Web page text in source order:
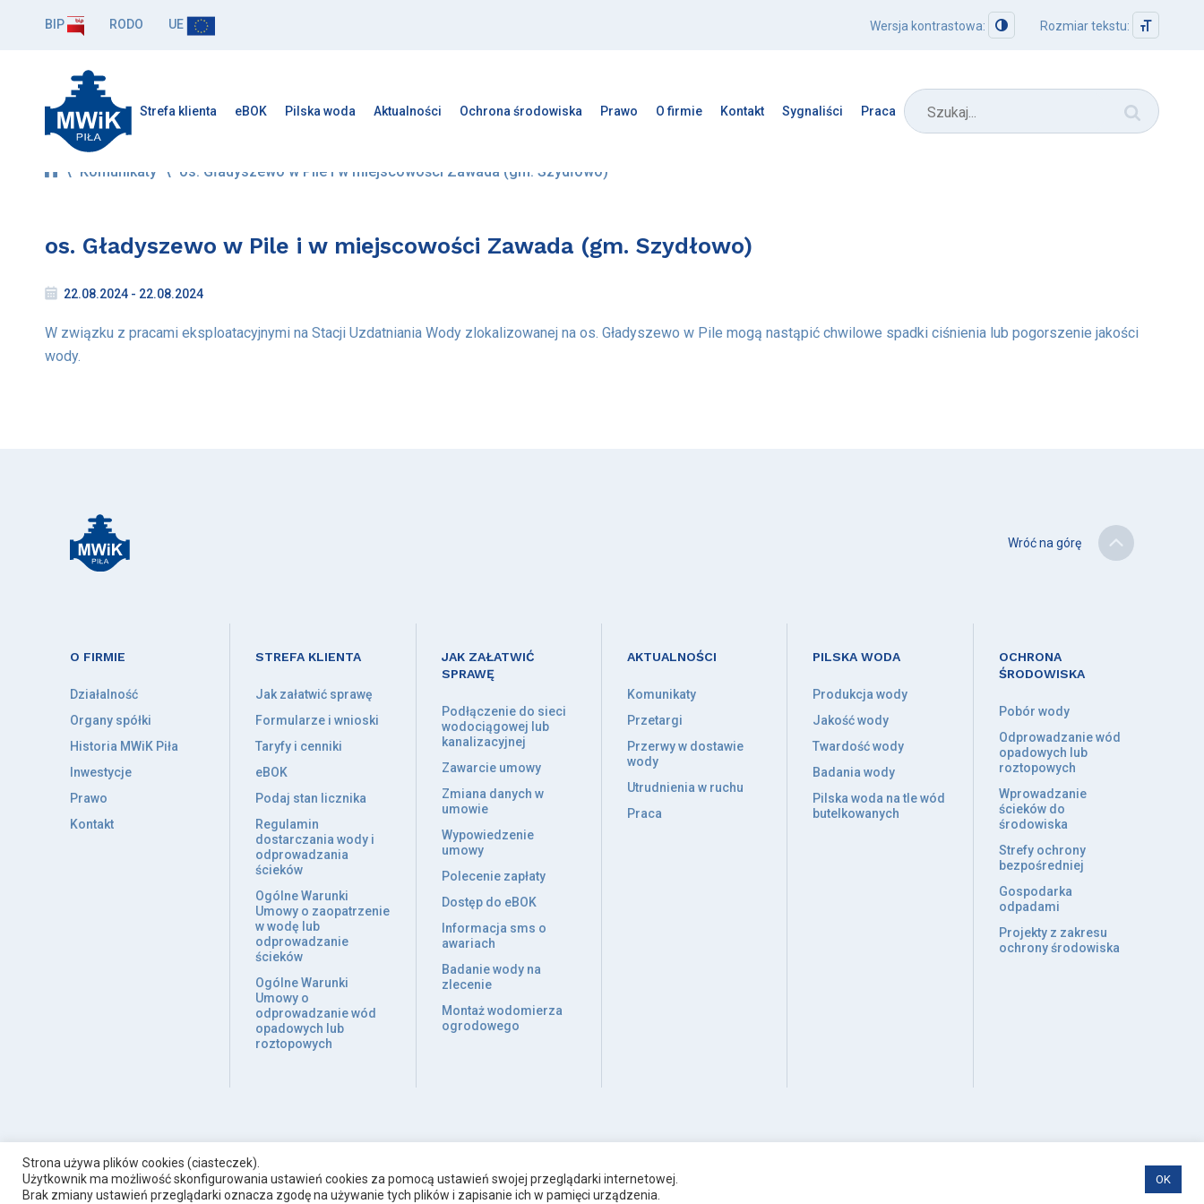
BIP RODO UE Wersja kontrastowa: Rozmiar tekstu:
Strefa klienta eBOK Pilska woda Aktualności Ochrona środowiska Prawo O firmie Kontakt Sygnaliści Praca
Search
\ Komunikaty \ os. Gładyszewo w Pile i w miejscowości Zawada (gm. Szydłowo)
os. Gładyszewo w Pile i w miejscowości Zawada (gm. Szydłowo)
22.08.2024 - 22.08.2024
W związku z pracami eksploatacyjnymi na Stacji Uzdatniania Wody zlokalizowanej na os. Gładyszewo w Pile mogą nastąpić chwilowe spadki ciśnienia lub pogorszenie jakości
wody.
Wróć na górę
O FIRMIE
Działalność
Organy spółki
Historia MWiK Piła
Inwestycje
Prawo
Kontakt
STREFA KLIENTA
Jak załatwić sprawę
Formularze i wnioski
Taryfy i cenniki
eBOK
Podaj stan licznika
Regulamin
dostarczania wody i
odprowadzania
ścieków
Ogólne Warunki
Umowy o zaopatrzenie
w wodę lub
odprowadzanie
ścieków
Ogólne Warunki
Umowy o
odprowadzanie wód
opadowych lub
roztopowych
JAK ZAŁATWIĆ
SPRAWĘ
Podłączenie do sieci
wodociągowej lub
kanalizacyjnej
Zawarcie umowy
Zmiana danych w
umowie
Wypowiedzenie
umowy
Polecenie zapłaty
Dostęp do eBOK
Informacja sms o
awariach
Badanie wody na
zlecenie
Montaż wodomierza
ogrodowego
AKTUALNOŚCI
Komunikaty
Przetargi
Przerwy w dostawie
wody
Utrudnienia w ruchu
Praca
PILSKA WODA
Produkcja wody
Jakość wody
Twardość wody
Badania wody
Pilska woda na tle wód
butelkowanych
OCHRONA
ŚRODOWISKA
Pobór wody
Odprowadzanie wód
opadowych lub
roztopowych
Wprowadzanie
ścieków do
środowiska
Strefy ochrony
bezpośredniej
Gospodarka
odpadami
Projekty z zakresu
ochrony środowiska
Strona używa plików cookies (ciasteczek).
Użytkownik ma możliwość skonfigurowania ustawień cookies za pomocą ustawień swojej przeglądarki internetowej.
Brak zmiany ustawień przeglądarki oznacza zgodę na używanie tych plików i zapisanie ich w pamięci urządzenia.
OK